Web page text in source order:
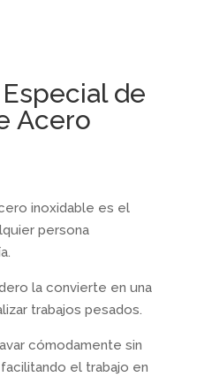
de
Acero
inoxidable es el
persona
la convierte en una
trabajos pesados.
cómodamente sin
el trabajo en